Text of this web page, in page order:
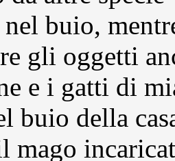
buio,
gli oggetti
e i gatti di
buio della
mago